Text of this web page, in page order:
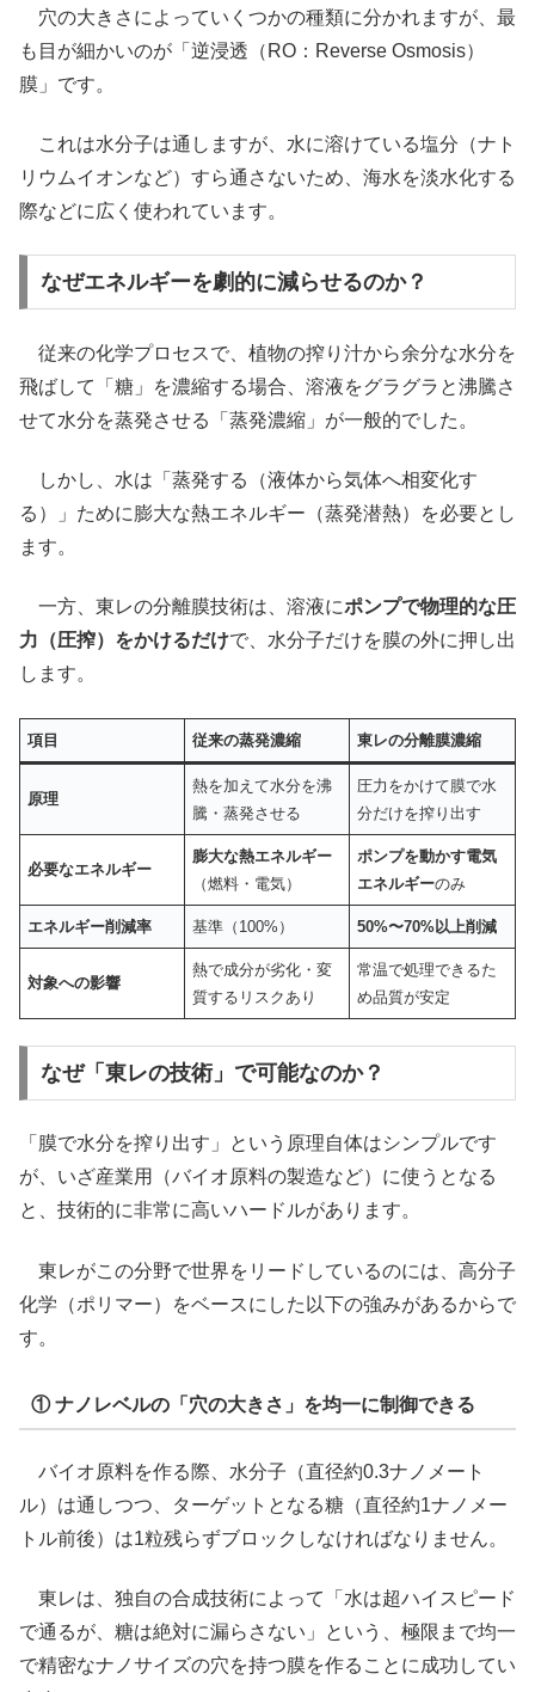
穴の大きさによっていくつかの種類に分かれますが、最
も目が細かいのが「逆浸透（RO：Reverse Osmosis）
膜」です。
これは水分子は通しますが、水に溶けている塩分（ナト
リウムイオンなど）すら通さないため、海水を淡水化する
際などに広く使われています。
なぜエネルギーを劇的に減らせるのか？
従来の化学プロセスで、植物の搾り汁から余分な水分を
飛ばして「糖」を濃縮する場合、溶液をグラグラと沸騰さ
せて水分を蒸発させる「蒸発濃縮」が一般的でした。
しかし、水は「蒸発する（液体から気体へ相変化す
る）」ために膨大な熱エネルギー（蒸発潜熱）を必要とし
ます。
一方、東レの分離膜技術は、溶液にポンプで物理的な圧
力（圧搾）をかけるだけで、水分子だけを膜の外に押し出
します。
項目 従来の蒸発濃縮 東レの分離膜濃縮
原理
熱を加えて水分を沸
騰・蒸発させる
圧力をかけて膜で水
分だけを搾り出す
必要なエネルギー
膨大な熱エネルギー
（燃料・電気）
ポンプを動かす電気
エネルギーのみ
エネルギー削減率 基準（100%） 50%〜70%以上削減
対象への影響
熱で成分が劣化・変
質するリスクあり
常温で処理できるた
め品質が安定
なぜ「東レの技術」で可能なのか？
「膜で水分を搾り出す」という原理自体はシンプルです
が、いざ産業用（バイオ原料の製造など）に使うとなる
と、技術的に非常に高いハードルがあります。
東レがこの分野で世界をリードしているのには、高分子
化学（ポリマー）をベースにした以下の強みがあるからで
す。
① ナノレベルの「穴の大きさ」を均一に制御できる
バイオ原料を作る際、水分子（直径約0.3ナノメート
ル）は通しつつ、ターゲットとなる糖（直径約1ナノメー
トル前後）は1粒残らずブロックしなければなりません。
東レは、独自の合成技術によって「水は超ハイスピード
で通るが、糖は絶対に漏らさない」という、極限まで均一
で精密なナノサイズの穴を持つ膜を作ることに成功してい